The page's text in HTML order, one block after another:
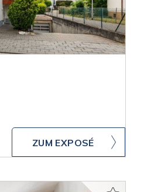
ZUM EXPOSÉ